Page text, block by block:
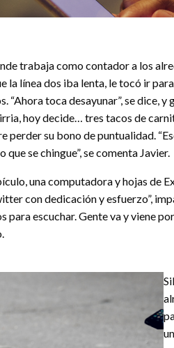
trabaja como contador a los
la línea dos iba lenta, le tocó ir
“Ahora toca desayunar”, se dice, y
hoy decide… tres tacos de
perder su bono de puntualidad.
que se chingue”, se comenta Javier.
una computadora y hojas de
con dedicación y esfuerzo”,
escuchar. Gente va y viene